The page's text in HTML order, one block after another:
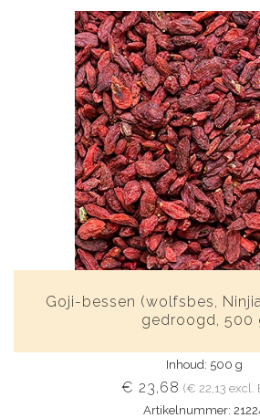
Goji-bessen (wolfsbes,
gedroogd, 500
Inhoud: 500 g
€ 23,68 (€ 22,13 excl.
Artikelnummer: